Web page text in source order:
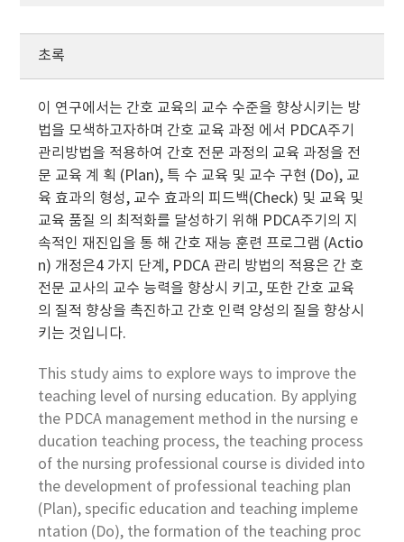
초록
이 연구에서는 간호 교육의 교수 수준을 향상시키는 방
법을 모색하고자하며 간호 교육 과정 에서 PDCA주기
관리방법을 적용하여 간호 전문 과정의 교육 과정을 전
문 교육 계 획 (Plan), 특 수 교육 및 교수 구현 (Do), 교
육 효과의 형성, 교수 효과의 피드백(Check) 및 교육 및
교육 품질 의 최적화를 달성하기 위해 PDCA주기의 지
속적인 재진입을 통 해 간호 재능 훈련 프로그램 (Actio
n) 개정은4 가지 단계, PDCA 관리 방법의 적용은 간 호
전문 교사의 교수 능력을 향상시 키고, 또한 간호 교육
의 질적 향상을 촉진하고 간호 인력 양성의 질을 향상시
키는 것입니다.
This study aims to explore ways to improve the
teaching level of nursing education. By applying
the PDCA management method in the nursing e
ducation teaching process, the teaching process
of the nursing professional course is divided into
the development of professional teaching plan
(Plan), specific education and teaching impleme
ntation (Do), the formation of the teaching proc